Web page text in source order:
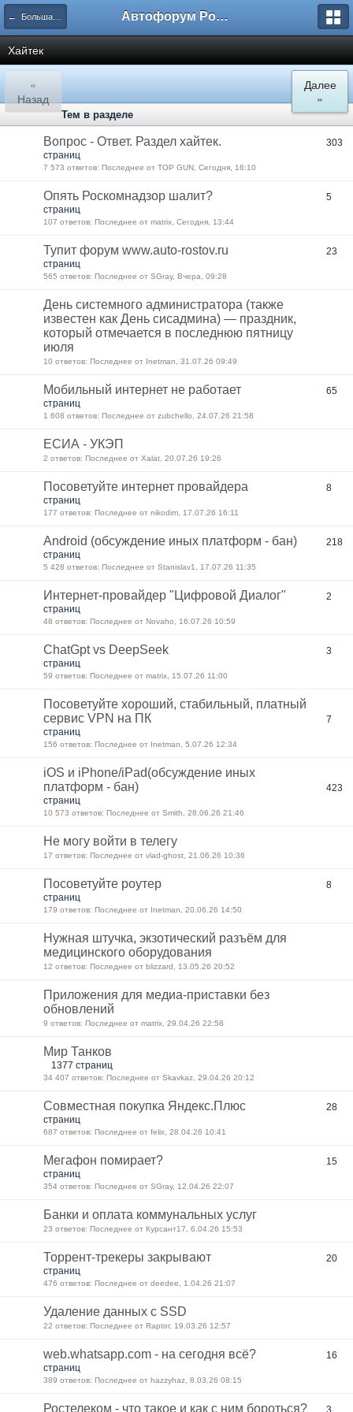
← Большая флудерская Автофорум Ростова-на-Дону
Хайтек
«
Назад
Далее
»
Тем в разделе
Вопрос - Ответ. Раздел хайтек.
303
страниц
7 573 ответов: Последнее от TOP GUN, Сегодня, 16:10
Опять Роскомнадзор шалит?
5
страниц
107 ответов: Последнее от matrix, Сегодня, 13:44
Тупит форум www.auto-rostov.ru
23
страниц
565 ответов: Последнее от SGray, Вчера, 09:28
День системного администратора (также
известен как День сисадмина) — праздник,
который отмечается в последнюю пятницу
июля
10 ответов: Последнее от Inetman, 31.07.26 09:49
Мобильный интернет не работает
65
страниц
1 608 ответов: Последнее от zubchello, 24.07.26 21:58
ЕСИА - УКЭП
2 ответов: Последнее от Xalat, 20.07.26 19:26
Посоветуйте интернет провайдера
8
страниц
177 ответов: Последнее от nikodim, 17.07.26 16:11
Android (обсуждение иных платформ - бан)
218
страниц
5 428 ответов: Последнее от Stanislav1, 17.07.26 11:35
Интернет-провайдер "Цифровой Диалог"
2
страниц
48 ответов: Последнее от Novaho, 16.07.26 10:59
ChatGpt vs DeepSeek
3
страниц
59 ответов: Последнее от matrix, 15.07.26 11:00
Посоветуйте хороший, стабильный, платный
сервис VPN на ПК
7
страниц
156 ответов: Последнее от Inetman, 5.07.26 12:34
iOS и iPhone/iPad(обсуждение иных
платформ - бан)
423
страниц
10 573 ответов: Последнее от Smith, 28.06.26 21:46
Не могу войти в телегу
17 ответов: Последнее от vlad-ghost, 21.06.26 10:36
Посоветуйте роутер
8
страниц
179 ответов: Последнее от Inetman, 20.06.26 14:50
Нужная штучка, экзотический разъём для
медицинского оборудования
12 ответов: Последнее от blizzard, 13.05.26 20:52
Приложения для медиа-приставки без
обновлений
9 ответов: Последнее от matrix, 29.04.26 22:58
Мир Танков
1377 страниц
34 407 ответов: Последнее от Skavkaz, 29.04.26 20:12
Совместная покупка Яндекс.Плюс
28
страниц
687 ответов: Последнее от felix, 28.04.26 10:41
Мегафон помирает?
15
страниц
354 ответов: Последнее от SGray, 12.04.26 22:07
Банки и оплата коммунальных услуг
23 ответов: Последнее от Курсант17, 6.04.26 15:53
Торрент-трекеры закрывают
20
страниц
476 ответов: Последнее от deedee, 1.04.26 21:07
Удаление данных с SSD
22 ответов: Последнее от Raptor, 19.03.26 12:57
web.whatsapp.com - на сегодня всё?
16
страниц
389 ответов: Последнее от hazzyhaz, 8.03.26 08:15
Ростелеком - что такое и как с ним бороться? 3